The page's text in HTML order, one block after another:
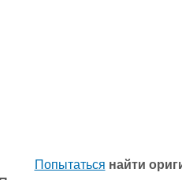
Попытаться найти